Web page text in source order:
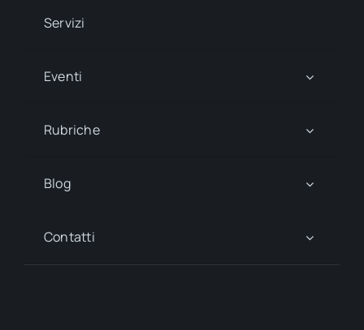
Servizi
Eventi
Rubriche
Blog
Contatti